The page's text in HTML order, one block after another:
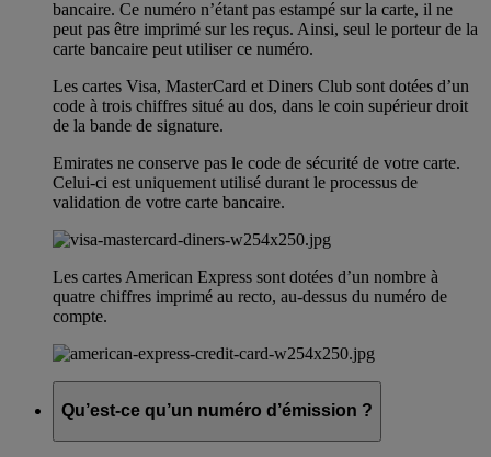
bancaire. Ce numéro n’étant pas estampé sur la carte, il ne
peut pas être imprimé sur les reçus. Ainsi, seul le porteur de la
carte bancaire peut utiliser ce numéro.
Les cartes Visa, MasterCard et Diners Club sont dotées d’un
code à trois chiffres situé au dos, dans le coin supérieur droit
de la bande de signature.
Emirates ne conserve pas le code de sécurité de votre carte.
Celui-ci est uniquement utilisé durant le processus de
validation de votre carte bancaire.
Les cartes American Express sont dotées d’un nombre à
quatre chiffres imprimé au recto, au-dessus du numéro de
compte.
Qu’est-ce qu’un numéro d’émission ?